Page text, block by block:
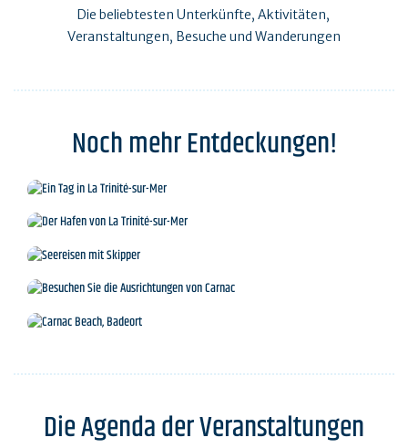
Die beliebtesten Unterkünfte, Aktivitäten,
Veranstaltungen, Besuche und Wanderungen
Noch mehr Entdeckungen!
Ein Tag in La Trinité-sur-Mer
Der Hafen von La Trinité-sur-Mer
Seereisen mit Skipper
Besuchen Sie die Ausrichtungen von Carnac
Die Agenda der Veranstaltungen